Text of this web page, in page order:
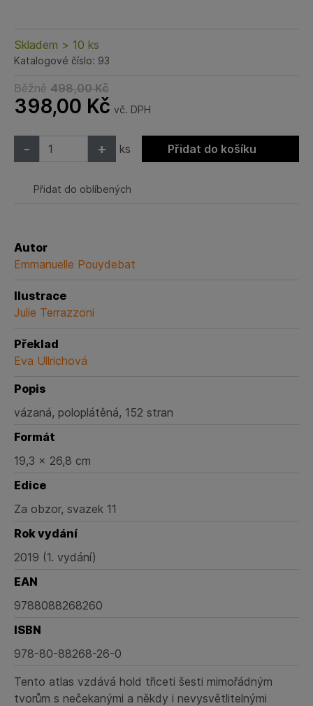
Skladem > 10 ks
Katalogové číslo: 93
Běžně 498,00 Kč
398,00 Kč vč. DPH
- + ks Přidat do košíku
Přidat do oblíbených
Autor
Emmanuelle Pouydebat
Ilustrace
Julie Terrazzoni
Překlad
Eva Ullrichová
Popis
vázaná, poloplátěná, 152 stran
Formát
19,3 × 26,8 cm
Edice
Za obzor, svazek 11
Rok vydání
2019 (1. vydání)
EAN
9788088268260
ISBN
978-80-88268-26-0
Tento atlas vzdává hold třiceti šesti mimořádným
tvorům s nečekanými a někdy i nevysvětlitelnými